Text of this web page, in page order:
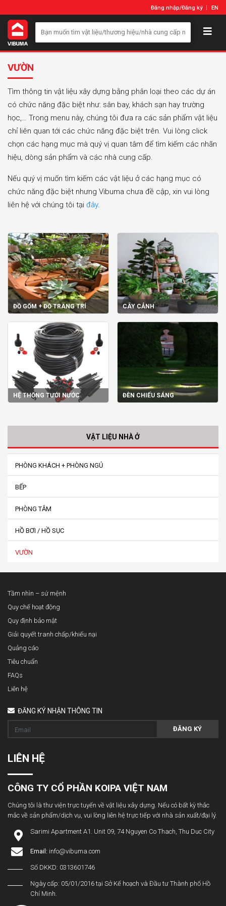
Đăng nhập/Đăng ký EN
VƯỜN
Tìm thông tin vật liệu xây dựng bằng phân loại theo các dự án
có chức năng đặc biệt như: sân bay, khách sạn hay trường
học,… Trong menu này, chúng tôi đưa ra các sản phẩm vật liệu
chỉ liên quan tới các chức năng đặc biệt trên. Vui lòng click
chọn các hạng mục mà quý vị quan tâm để tìm kiếm các nhãn
hiệu, dòng sản phẩm và các nhà cung cấp.
Nếu quý vị muốn tìm kiếm các vật liệu ở các hạng mục có
chức năng đặc biệt nhưng Vibuma chưa đề cập, xin vui lòng
liên hệ với chúng tôi tại đây.
ĐỒ GỐM + ĐỒ TRANG TRÍ CÂY CẢNH
HỆ THỐNG TƯỚI NƯỚC ĐÈN CHIẾU SÁNG
VẬT LIỆU NHÀ Ở
PHÒNG KHÁCH + PHÒNG NGỦ
BẾP
PHÒNG TẮM
HỒ BƠI / HỒ SỤC
VƯỜN
Tầm nhìn – sứ mệnh
Quy chế hoạt động
Quy định bảo mật
Giải quyết tranh chấp/khiếu nại
Quảng cáo
Tiêu chuẩn
FAQs
Liên hệ
ĐĂNG KÝ NHẬN THÔNG TIN
ĐĂNG KÝ
LIÊN HỆ
CÔNG TY CỔ PHẦN KOIPA VIỆT NAM
Chúng tôi là thư viện trực tuyến về vật liệu xây dựng. Nếu có bất kỳ thắc
mắc về sản phẩm/dịch vụ, vui lòng liên hệ trực tiếp với nhà sản xuất/đại lý.
Sarimi Apartment A1. Unit 09, 74 Nguyen Co Thach, Thu Duc City
Email: info@vibuma.com
Số DKKD: 0313601746
Ngày cấp: 05/01/2016 tại Sở Kế hoạch và Đầu tư Thành phố Hồ
Chí Minh.